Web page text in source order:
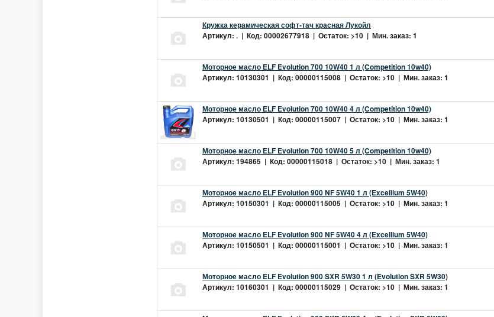
Кружка керамическая софт-тач красная Лукойл
Артикул: . | Код: 00002677918 | Остаток: >10 | Мин. заказ: 1
Моторное масло ELF Evolution 700 10W40 1 л (Competition 10w40)
Артикул: 10130301 | Код: 00000115008 | Остаток: >10 | Мин. заказ: 1
Моторное масло ELF Evolution 700 10W40 4 л (Competition 10w40)
Артикул: 10130501 | Код: 00000115007 | Остаток: >10 | Мин. заказ: 1
Моторное масло ELF Evolution 700 10W40 5 л (Competition 10w40)
Артикул: 194865 | Код: 00000115018 | Остаток: >10 | Мин. заказ: 1
Моторное масло ELF Evolution 900 NF 5W40 1 л (Excellium 5W40)
Артикул: 10150301 | Код: 00000115005 | Остаток: >10 | Мин. заказ: 1
Моторное масло ELF Evolution 900 NF 5W40 4 л (Excellium 5W40)
Артикул: 10150501 | Код: 00000115001 | Остаток: >10 | Мин. заказ: 1
Моторное масло ELF Evolution 900 SXR 5W30 1 л (Evolution SXR 5W30)
Артикул: 10160301 | Код: 00000115029 | Остаток: >10 | Мин. заказ: 1